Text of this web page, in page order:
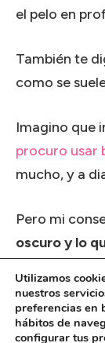
el pelo en
También te
como se
Imagino que
procuro usar
mucho, y a
Pero mi
oscuro y lo
El desastre si
monumental.
Utilizamos
nuestros
preferencias en
hábitos de
configurar tus